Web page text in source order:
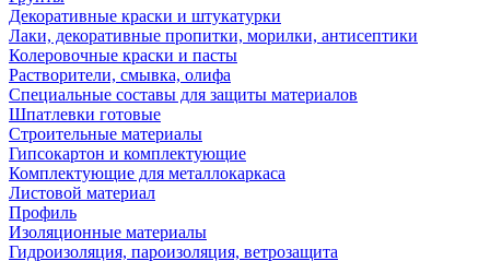
Декоративные краски и штукатурки
Лаки, декоративные пропитки, морилки, антисептики
Колеровочные краски и пасты
Растворители, смывка, олифа
Специальные составы для защиты материалов
Шпатлевки готовые
Строительные материалы
Гипсокартон и комплектующие
Комплектующие для металлокаркаса
Листовой материал
Профиль
Изоляционные материалы
Гидроизоляция, пароизоляция, ветрозащита